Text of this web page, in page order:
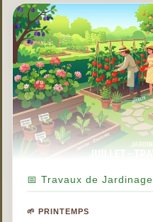
📅 Travaux de Jardinage
🌱 PRINTEMPS